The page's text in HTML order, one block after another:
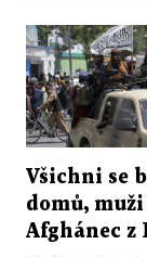
Všichni se
domů,
Afghánec z